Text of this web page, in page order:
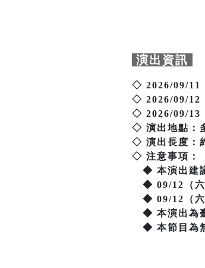
演出資訊
◇ 2026/09/11
◇ 2026/09/12
◇ 2026/09/13
◇ 演出地點：
◇ 演出長度：
◇ 注意事項：
◆ 本演出建
◆ 09/12（六
◆ 09/12（六
◆ 本演出為
◆ 本節目為